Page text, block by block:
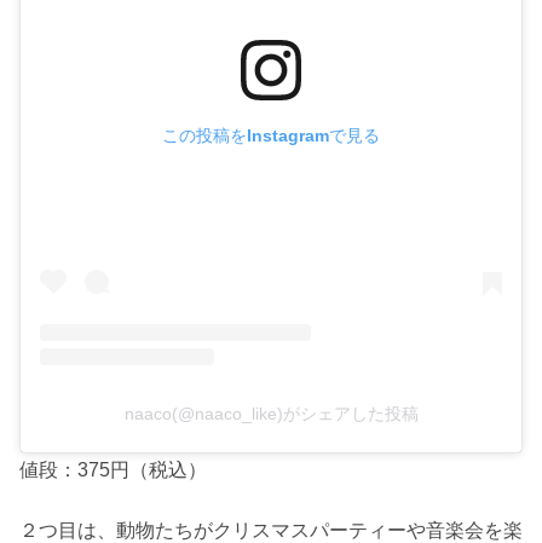
この投稿をInstagramで見る
naaco(@naaco_like)がシェアした投稿
値段：375円（税込）
２つ目は、動物たちがクリスマスパーティーや音楽会を楽